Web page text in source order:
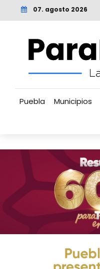
07. agosto 2026
Puebla Municipios